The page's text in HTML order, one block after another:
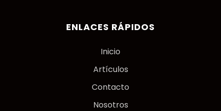
ENLACES RÁPIDOS
Inicio
Artículos
Contacto
Nosotros